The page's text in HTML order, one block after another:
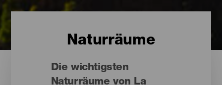
Naturräume
Die wichtigsten
Naturräume von La